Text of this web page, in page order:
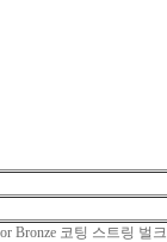
Bronze 코팅 스트링 벌크